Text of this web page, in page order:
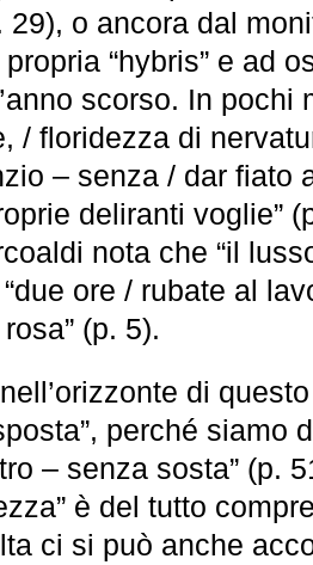
29), o ancora dal
“hybris” e ad
scorso. In pochi
/ floridezza di
– senza / dar fiato
deliranti voglie”
nota che “il
ore / rubate al
(p. 5).
di
perché siamo
– senza sosta” (p.
è del tutto
ci si può anche